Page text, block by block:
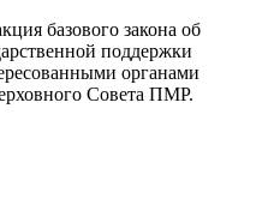
базового закона об
поддержки
органами
Совета ПМР.